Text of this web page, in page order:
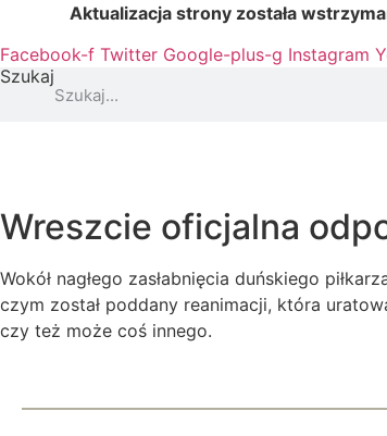
treści
Aktualizacja strony została
Facebook-f Twitter Google-plus-g Instagram
Szukaj
Wreszcie oficjalna
Wokół nagłego zasłabnięcia duńskiego
czym został poddany reanimacji, która
czy też może coś innego.